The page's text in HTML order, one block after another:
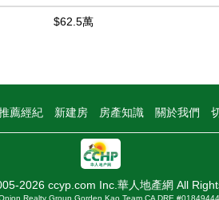
$62.5萬
薦經紀 新建房 房產知識 關於我們
2026 ccyp.com Inc.華人地產網 All
Realty Group Gorden Kao Team CA DRE #01849444